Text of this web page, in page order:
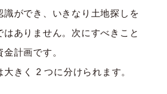
識ができ、いきなり土地探しを
はありません。次にすべきこと
計画です。
きく 2 つに分けられます。